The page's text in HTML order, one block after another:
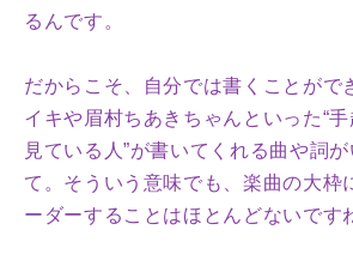
るんです。
だからこそ、自分では書くことがで
イキや眉村ちあきちゃんといった“
見ている人”が書いてくれる曲や詞
て。そういう意味でも、楽曲の大枠
ーダーすることはほとんどないです